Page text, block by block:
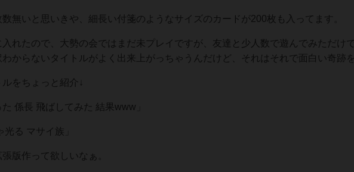
無いと思いきや、細長い付箋のようなサイズのカードが200枚も入ってます。
入れたので、大勢の会ではまだ未プレイですが、友達と少人数で遊んでみただけで
からないタイトルがよく出来上がっちゃうんだけど、それはそれで面白い奇跡を
をちょっと紹介↓
た 係長 飛ばしてみた 結果www」
光る マサイ族」
版作って欲しいなぁ。